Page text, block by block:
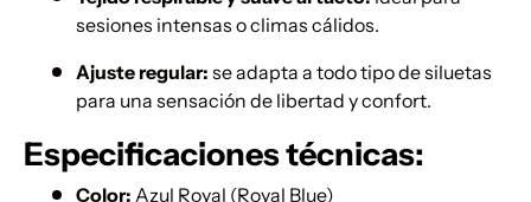
sesiones intensas o climas cálidos.
Ajuste regular: se adapta a todo tipo de siluetas
para una sensación de libertad y confort.
Especificaciones técnicas:
Color: Azul Royal (Royal Blue)